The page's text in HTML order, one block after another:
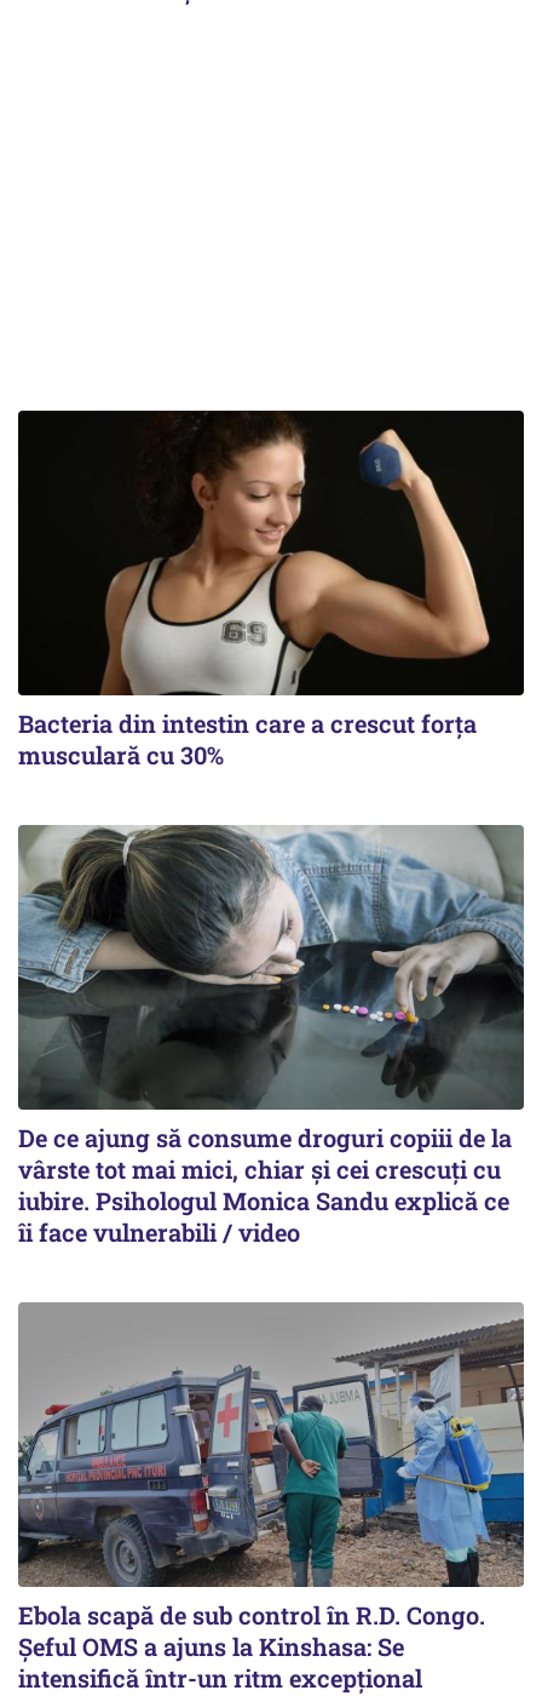
Bacteria din intestin care a crescut forța
musculară cu 30%
De ce ajung să consume droguri copiii de la
vârste tot mai mici, chiar și cei crescuți cu
iubire. Psihologul Monica Sandu explică ce
îi face vulnerabili / video
Ebola scapă de sub control în R.D. Congo.
Șeful OMS a ajuns la Kinshasa: Se
intensifică într-un ritm excepţional